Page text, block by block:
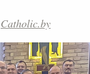
Catholic.by